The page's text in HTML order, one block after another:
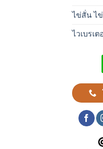
ไข่สั่น ไ
ไวเบรเต